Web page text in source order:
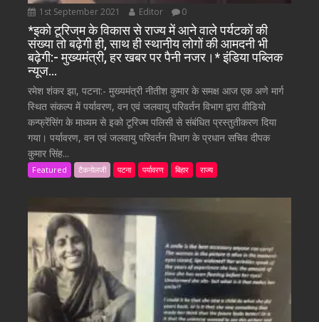
1st September 2021 Editor 0
*इको टूरिजम के विकास से राज्य में आने वाले पर्यटकों की
संख्या तो बढ़ेगी ही, साथ ही स्थानीय लोगों की आमदनी भी
बढ़ेगी:- मुख्यमंत्री, हर खबर पर पैनी नजर।* इंडिया पब्लिक
न्यूज…
रमेश शंकर झा, पटना:- मुख्यमंत्री नीतीश कुमार के समक्ष आज एक अणे मार्ग
स्थित संकल्प में पर्यावरण, वन एवं जलवायु परिवर्तन विभाग द्वारा वीडियो
कन्फ्रेंसिंग के माध्यम से इको टूरिज्म पलिसी से संबंधित प्रस्तुतीकरण दिया
गया। पर्यावरण, वन एवं जलवायु परिवर्तन विभाग के प्रधान सचिव दीपक
कुमार सिंह...
Featured टैकनोलजी पटना पर्यावरण बिहार राज्य